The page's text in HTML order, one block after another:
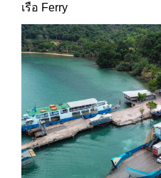
เรือ Ferry